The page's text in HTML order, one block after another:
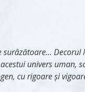
univers
cu rigoare şi